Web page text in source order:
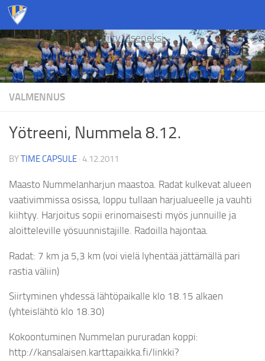
Skip to content
Liity jäseneksi
VALMENNUS
Yötreeni, Nummela 8.12.
BYTIME CAPSULE · 4.12.2011
Maasto Nummelanharjun maastoa. Radat kulkevat alueen
vaativimmissa osissa, loppu tullaan harjualueelle ja vauhti
kiihtyy. Harjoitus sopii erinomaisesti myös junnuille ja
aloitteleville yösuunnistajille. Radoilla hajontaa.
Radat: 7 km ja 5,3 km (voi vielä lyhentää jättämällä pari
rastia väliin)
Siirtyminen yhdessä lähtöpaikalle klo 18.15 alkaen
(yhteislähtö klo 18.30)
Kokoontuminen Nummelan pururadan koppi:
http://kansalaisen.karttapaikka.fi/linkki?